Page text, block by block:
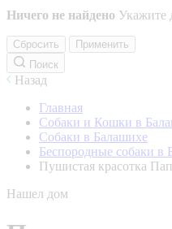
Ничего не найдено Укажите
Сбросить
Применить
Поиск
Назад
Главная
Собаки и Кошки в
Собаки в Балашихе
Беспородные собаки в
Пушистая красотка
Нашел дом